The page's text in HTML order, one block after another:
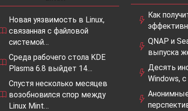
Новая уязвимость в Linux,
связанная с файловой
системой…
Среда рабочего стола KDE
Plasma 6.8 выйдет 14…
Спустя несколько месяцев
возобновился спор между
Linux Mint…
Как
QNAP и
выпуска
Десять
Windows,
Анонимные